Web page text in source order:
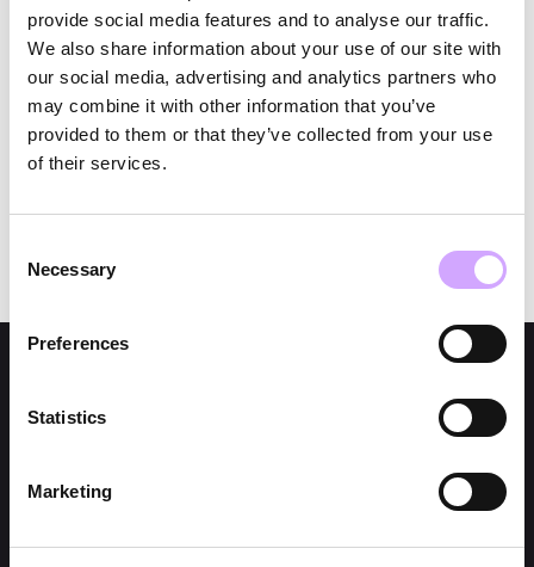
provide social media features and to analyse our traffic.
We also share information about your use of our site with
our social media, advertising and analytics partners who
may combine it with other information that you’ve
provided to them or that they’ve collected from your use
of their services.
Selection
Necessary
Preferences
Statistics
Marketing
grandes eventos sin generar residuos sin
comprometer la calidad ni la experiencia de los
asistentes. Esta iniciativa no solo reforzó la
dedicación de SAP a la sostenibilidad, sino que
organizaciones.
MORE REFERENCES